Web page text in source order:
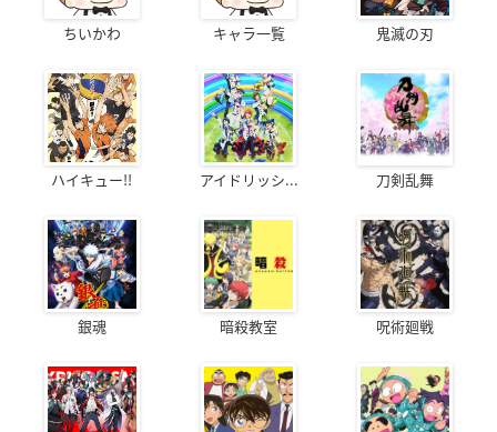
ちいかわ キャラ一覧 鬼滅の刃
ハイキュー!! アイドリッシ... 刀剣乱舞
銀魂 暗殺教室 呪術廻戦